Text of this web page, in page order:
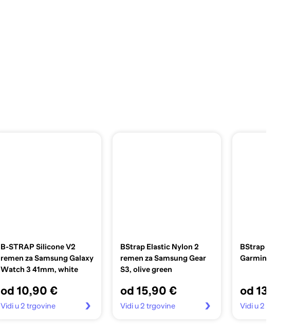
B-STRAP Silicone V2
remen za Samsung Galaxy
Watch 3 41mm, white
od 10,90 €
Vidi u 2 trgovine
BStrap Elastic Nylon 2
remen za Samsung Gear
S3, olive green
od 15,90 €
Vidi u 2 trgovine
BStrap Pattern
Garmin Venu
od 13,90
Vidi u 2 trgovine